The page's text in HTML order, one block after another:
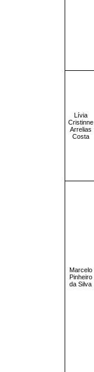
Lívia
Cristinne
Arrelias
Costa
Marcelo
Pinheiro
da Silva